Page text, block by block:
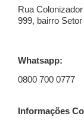
Rua
999, bairro
Whatsapp:
0800 700 0777
Informações